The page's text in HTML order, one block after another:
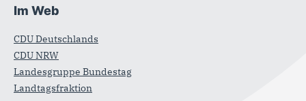
Im Web
CDU Deutschlands
CDU NRW
Landesgruppe Bundestag
Landtagsfraktion